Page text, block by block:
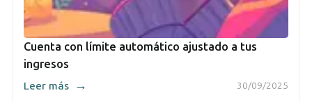
Cuenta con límite automático ajustado a tus
ingresos
30/09/2025
Leer más →